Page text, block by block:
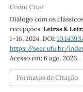
Como Citar
Diálogo com os
recepções.Letras &
1–16, 2024. DOI:
https://seer.ufu.br/
Acesso em: 6 ago. 2026.
Formatos de Citação